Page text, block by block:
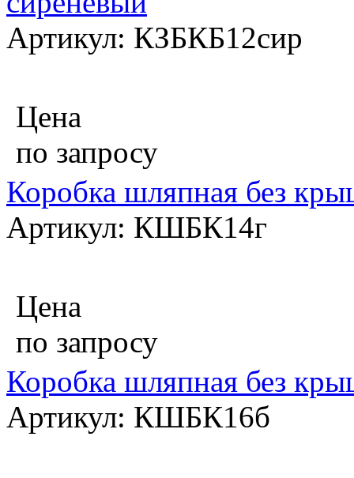
Артикул: КЗБКБ12сир
Цена
по запросу
Коробка шляпная без
Артикул: КШБК14г
Цена
по запросу
Коробка шляпная без
Артикул: КШБК16б